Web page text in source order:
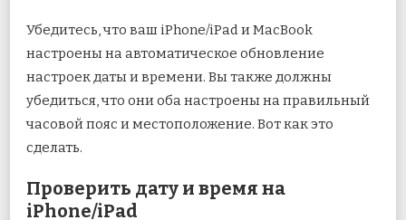
Убедитесь, что ваш iPhone/iPad и MacBook
настроены на автоматическое обновление
настроек даты и времени. Вы также должны
убедиться, что они оба настроены на правильный
часовой пояс и местоположение. Вот как это
сделать.
Проверить дату и время на
iPhone/iPad